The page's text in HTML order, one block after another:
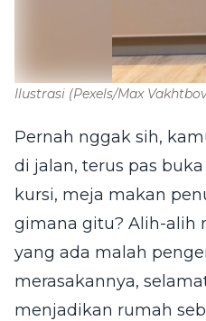
Ilustrasi (Pexels/Max
Pernah nggak sih,
di jalan, terus pas
kursi, meja makan
gimana gitu? Alih-alih
yang ada malah
merasakannya,
menjadikan rumah